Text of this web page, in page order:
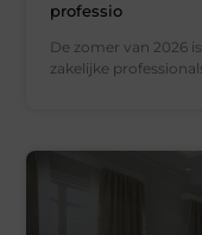
professio
De zomer van 2026
zakelijke